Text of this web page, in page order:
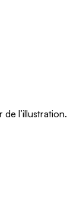
l’illustration.